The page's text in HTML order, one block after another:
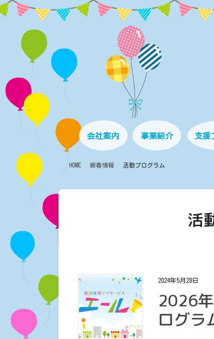
コ
ン
動
ナ
ビ
に
会社案内 事業紹介 支援
HOME 新着情報 活動プログラム
活
2024年5月28日
2026
ログラ